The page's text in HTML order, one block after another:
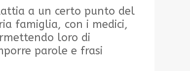
a un certo punto del
famiglia, con i medici,
loro di
parole e frasi